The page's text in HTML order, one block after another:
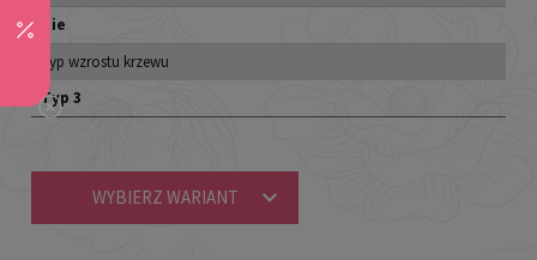
Nie
Typ wzrostu krzewu
Typ 3
WYBIERZ WARIANT